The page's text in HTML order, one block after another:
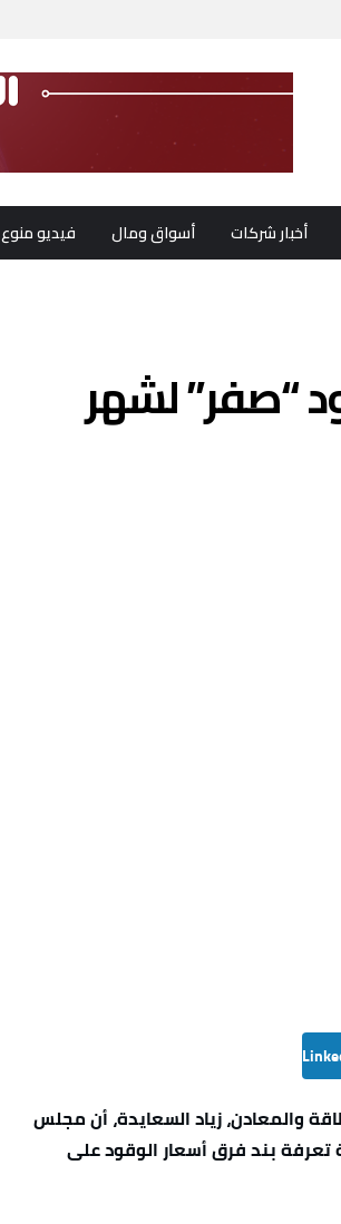
أخبار شركات أسواق ومال فيديو منوع
“صفر” لشهر
والمعادن، زياد السعايدة، أن مجلس
بند فرق أسعار الوقود على